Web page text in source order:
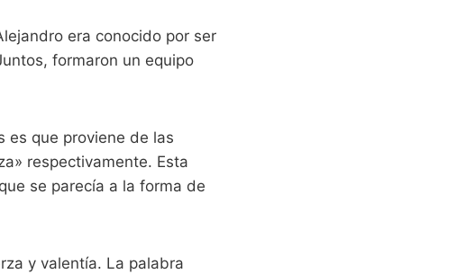
era conocido por ser
formaron un equipo
es que proviene de las
respectivamente. Esta
se parecía a la forma de
y valentía. La palabra